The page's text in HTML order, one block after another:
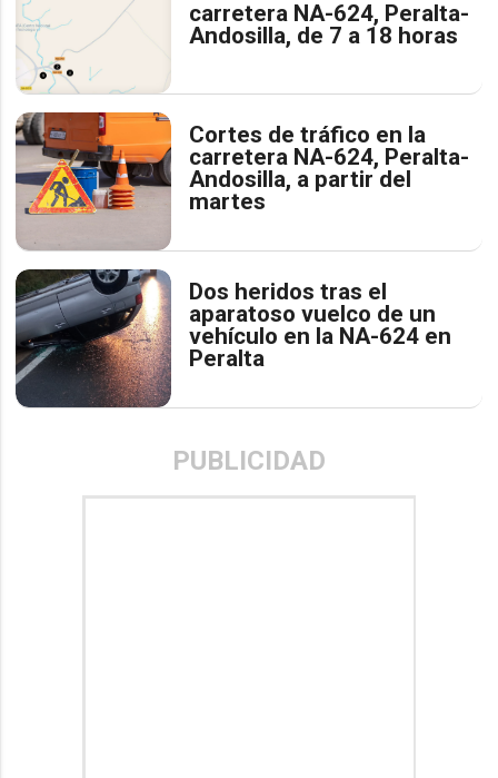
carretera NA-624, Peralta-
Andosilla, de 7 a 18 horas
Cortes de tráfico en la
carretera NA-624, Peralta-
Andosilla, a partir del
martes
Dos heridos tras el
aparatoso vuelco de un
vehículo en la NA-624 en
Peralta
PUBLICIDAD